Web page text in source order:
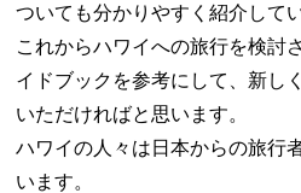
ついても分かりやすく紹介して
これからハワイへの旅行を検討
イドブックを参考にして、新し
いただければと思います。
ハワイの人々は日本からの旅行
います。